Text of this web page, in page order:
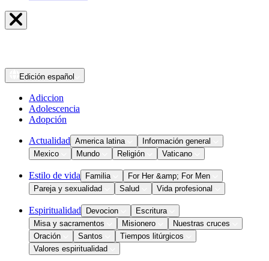
Edición español
Adiccion
Adolescencia
Adopción
Actualidad America latina
Información general
Mexico
Mundo Religión Vaticano
Estilo de vida Familia
For Her &amp; For Men
Pareja y sexualidad
Salud Vida profesional
Espiritualidad Devocion
Escritura
Misa y sacramentos
Misionero
Nuestras cruces
Oración
Santos
Tiempos litúrgicos
Valores espiritualidad